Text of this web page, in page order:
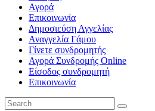
Αγορά
Επικοινωνία
Δημοσιεύση Αγγελίας
Αναγγελία Γάμου
Γίνετε συνδρομητής
Αγορά Συνδρομής Online
Είσοδος συνδρομητή
Επικοινωνία